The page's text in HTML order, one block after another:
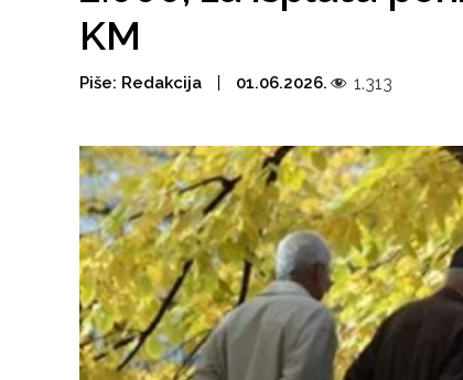
KM
Piše: Redakcija 01.06.2026. 1.313